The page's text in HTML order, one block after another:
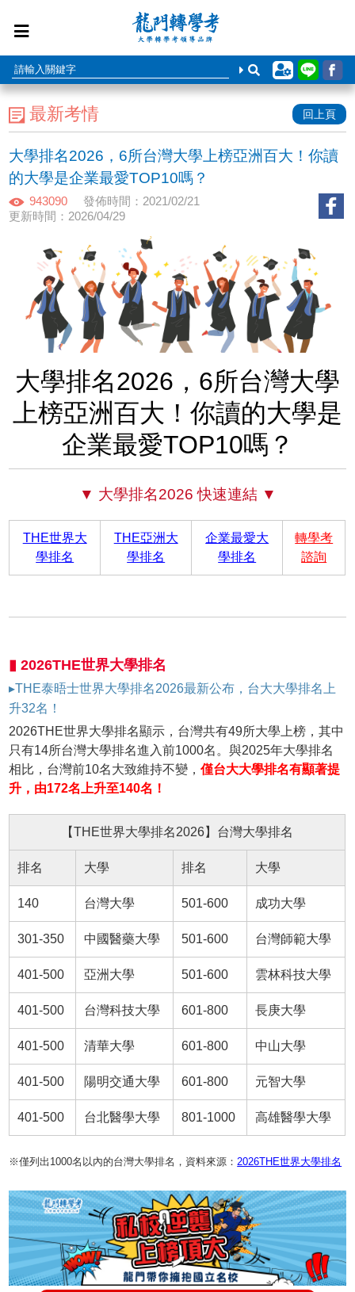
最新考情 回上頁
大學排名2026，6所台灣大學上榜亞洲百大！你讀
的大學是企業最愛TOP10嗎？
943090
發佈時間：2021/02/21
更新時間：2026/04/29
大學排名2026，6所台灣大學
上榜亞洲百大！你讀的大學是
企業最愛TOP10嗎？
▼ 大學排名2026 快速連結 ▼
THE世界大
學排名
THE亞洲大
學排名
企業最愛大
學排名
轉學考
諮詢
▮ 2026THE世界大學排名
▸THE泰晤士世界大學排名2026最新公布，台大大學排名上
升32名！
2026THE世界大學排名顯示，台灣共有49所大學上榜，其中
只有14所台灣大學排名進入前1000名。與2025年大學排名
相比，台灣前10名大致維持不變，僅台大大學排名有顯著提
升，由172名上升至140名！
【THE世界大學排名2026】台灣大學排名
排名 大學 排名 大學
140 台灣大學 501-600 成功大學
301-350 中國醫藥大學 501-600 台灣師範大學
401-500 亞洲大學 501-600 雲林科技大學
401-500 台灣科技大學 601-800 長庚大學
401-500 清華大學 601-800 中山大學
401-500 陽明交通大學 601-800 元智大學
401-500 台北醫學大學 801-1000 高雄醫學大學
※僅列出1000名以內的台灣大學排名，資料來源： 2026THE世界大學排名